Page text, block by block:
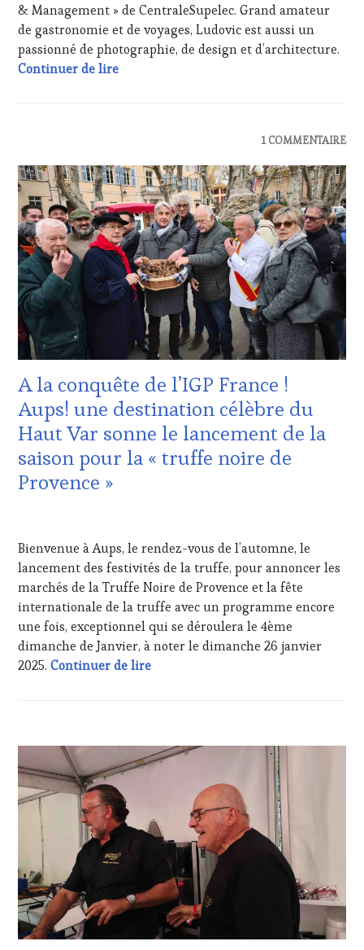
& Management » de CentraleSupelec. Grand amateur
de gastronomie et de voyages, Ludovic est aussi un
passionné de photographie, de design et d’architecture.
Continuer de lire#WineTourismTour sur la voie
VITICOLE,
ADHÉRENT,
VIN
TOURISME,
INVITATIONS
&
DÉGUSTATIONS,
WINE
TASTING
VAR
1 COMMENTAIRE
A la conquête de l’IGP France !
Aups! une destination célèbre du
Haut Var sonne le lancement de la
saison pour la « truffe noire de
Provence »
2024
Bienvenue à Aups, le rendez-vous de l’automne, le
lancement des festivités de la truffe, pour annoncer les
marchés de la Truffe Noire de Provence et la fête
internationale de la truffe avec un programme encore
une fois, exceptionnel qui se déroulera le 4ème
dimanche de Janvier, à noter le dimanche 26 janvier
2025.Continuer de lireA la conquête de l’IGP France !
:
WINE
TASTING
VOUCHER
VITICOLE,
ADHÉRENT,
VIN
TOURISME,
EDITION
LES